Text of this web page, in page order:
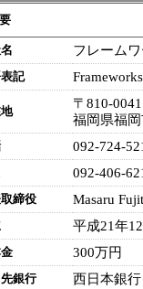
フレーム
記
〒810-0041
福岡県福
092-724-
092-406-
締役 Masaru
平成21年
300万円
銀行 西日本銀